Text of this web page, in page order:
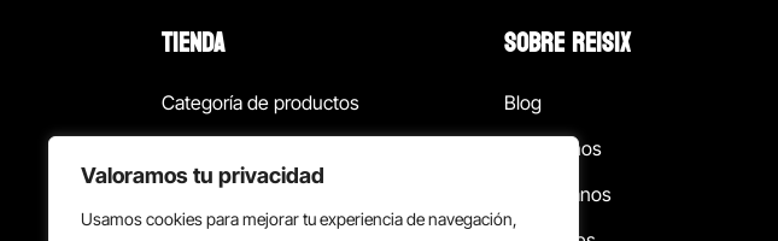
Valoramos tu privacidad
Usamos cookies para mejorar tu experiencia de navegación,
TIENDA
Categoría de productos
¡Las mejores ofertas!
SOBRE REISIX
Blog
Conócenos
Contáctanos